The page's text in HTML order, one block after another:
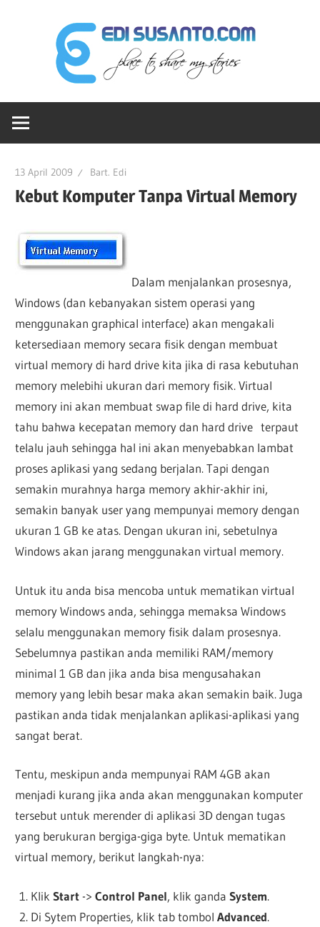
ku
Cerita
13 April 2009 Bart. Edi
Kebut Komputer Tanpa Virtual Memory
Dalam menjalankan prosesnya,
Windows (dan kebanyakan sistem operasi yang
menggunakan graphical interface) akan mengakali
ketersediaan memory secara fisik dengan membuat
virtual memory di hard drive kita jika di rasa kebutuhan
memory melebihi ukuran dari memory fisik. Virtual
memory ini akan membuat swap file di hard drive, kita
tahu bahwa kecepatan memory dan hard drive terpaut
telalu jauh sehingga hal ini akan menyebabkan lambat
proses aplikasi yang sedang berjalan.Tapi dengan
semakin murahnya harga memory akhir-akhir ini,
semakin banyak user yang mempunyai memory dengan
ukuran 1 GB ke atas. Dengan ukuran ini, sebetulnya
Windows akan jarang menggunakan virtual memory.
Untuk itu anda bisa mencoba untuk mematikan virtual
memory Windows anda, sehingga memaksa Windows
selalu menggunakan memory fisik dalam prosesnya.
Sebelumnya pastikan anda memiliki RAM/memory
minimal 1 GB dan jika anda bisa mengusahakan
memory yang lebih besar maka akan semakin baik. Juga
pastikan anda tidak menjalankan aplikasi-aplikasi yang
sangat berat.
Tentu, meskipun anda mempunyai RAM 4GB akan
menjadi kurang jika anda akan menggunakan komputer
tersebut untuk merender di aplikasi 3D dengan tugas
yang berukuran bergiga-giga byte. Untuk mematikan
virtual memory, berikut langkah-nya:
Klik Start-> Control Panel, klik ganda System.
Di Sytem Properties, klik tab tombol Advanced.